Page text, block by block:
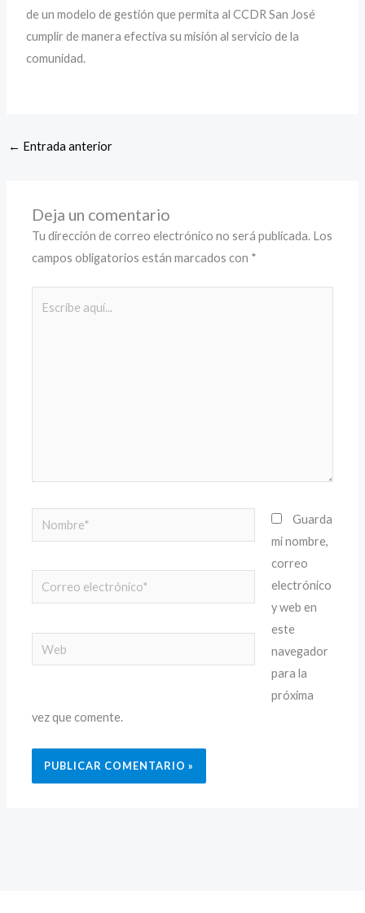
de un modelo de gestión que permita al CCDR San José
cumplir de manera efectiva su misión al servicio de la
comunidad.
← Entrada anterior
Deja un comentario
Tu dirección de correo electrónico no será publicada. Los
campos obligatorios están marcados con *
Nombre*
Correo
electrónico*
Web
Guarda
mi nombre,
correo
electrónico
y web en
este
navegador
para la
próxima
vez que comente.